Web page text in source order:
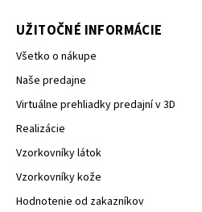
UŽITOČNÉ INFORMÁCIE
Všetko o nákupe
Naše predajne
Virtuálne prehliadky predajní v 3D
Realizácie
Vzorkovníky látok
Vzorkovníky kože
Hodnotenie od zakazníkov